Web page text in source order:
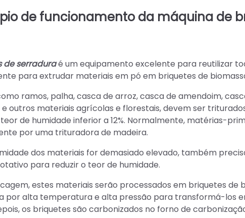
de funcionamento da máquina de
de serraduraé um equipamento excelente para reutilizar
para extrudar materiais em pó em briquetes de
ramos, palha, casca de arroz, casca de amendoim,
e outros materiais agrícolas e florestais, devem ser
de humidade inferior a 12%. Normalmente, matérias-
por uma trituradora de madeira.
dos materiais for demasiado elevado, também
para reduzir o teor de humidade.
estes materiais serão processados em briquetes de
por alta temperatura e alta pressão para transformá-los
os briquetes são carbonizados no forno de